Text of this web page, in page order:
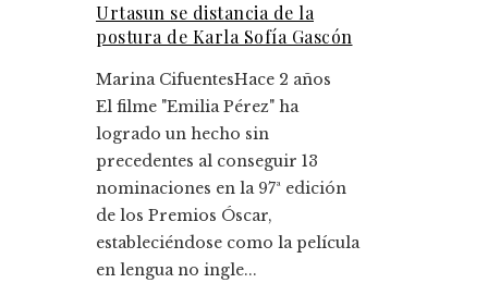
Urtasun se distancia de la
postura de Karla Sofía Gascón
Marina CifuentesHace 2 años
El filme "Emilia Pérez" ha
logrado un hecho sin
precedentes al conseguir 13
nominaciones en la 97ª edición
de los Premios Óscar,
estableciéndose como la película
en lengua no ingle...